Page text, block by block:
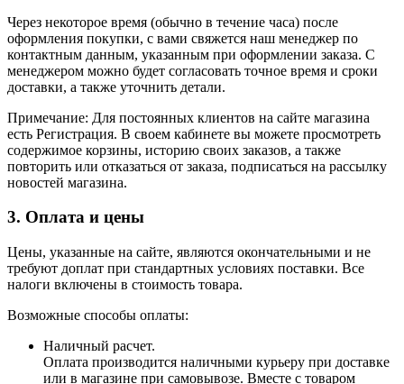
Через некоторое время (обычно в течение часа) после
оформления покупки, с вами свяжется наш менеджер по
контактным данным, указанным при оформлении заказа. С
менеджером можно будет согласовать точное время и сроки
доставки, а также уточнить детали.
Примечание: Для постоянных клиентов на сайте магазина
есть Регистрация. В своем кабинете вы можете просмотреть
содержимое корзины, историю своих заказов, а также
повторить или отказаться от заказа, подписаться на рассылку
новостей магазина.
3. Оплата и цены
Цены, указанные на сайте, являются окончательными и не
требуют доплат при стандартных условиях поставки. Все
налоги включены в стоимость товара.
Возможные способы оплаты:
Наличный расчет.
Оплата производится наличными курьеру при доставке
или в магазине при самовывозе. Вместе с товаром